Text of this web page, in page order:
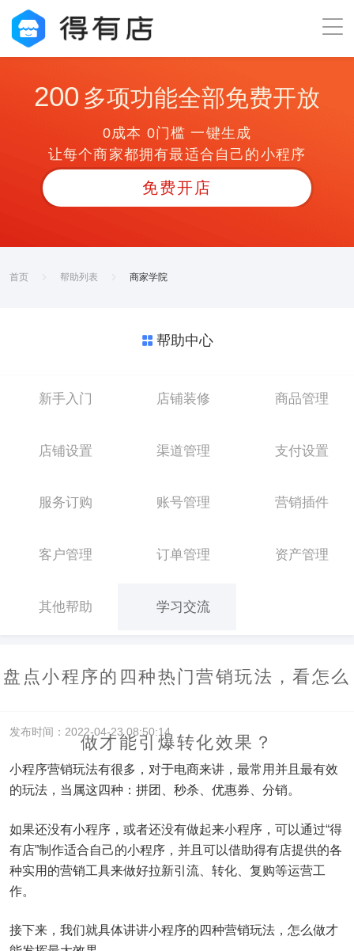
200 多项功能全部免费开放
0成本 0门槛 一键生成
让每个商家都拥有最适合自己的小程序
免费开店
首页 帮助列表 商家学院
帮助中心
新手入门 店铺装修 商品管理
店铺设置 渠道管理 支付设置
服务订购 账号管理 营销插件
客户管理 订单管理 资产管理
其他帮助 学习交流
盘点小程序的四种热门营销玩法，看怎么
做才能引爆转化效果？
发布时间：2022-04-23 08:50:14
小程序营销玩法有很多，对于电商来讲，最常用并且最有效
的玩法，当属这四种：拼团、秒杀、优惠券、分销。
如果还没有小程序，或者还没有做起来小程序，可以通过“得
有店”制作适合自己的小程序，并且可以借助得有店提供的各
种实用的营销工具来做好拉新引流、转化、复购等运营工
作。
接下来，我们就具体讲讲小程序的四种营销玩法，怎么做才